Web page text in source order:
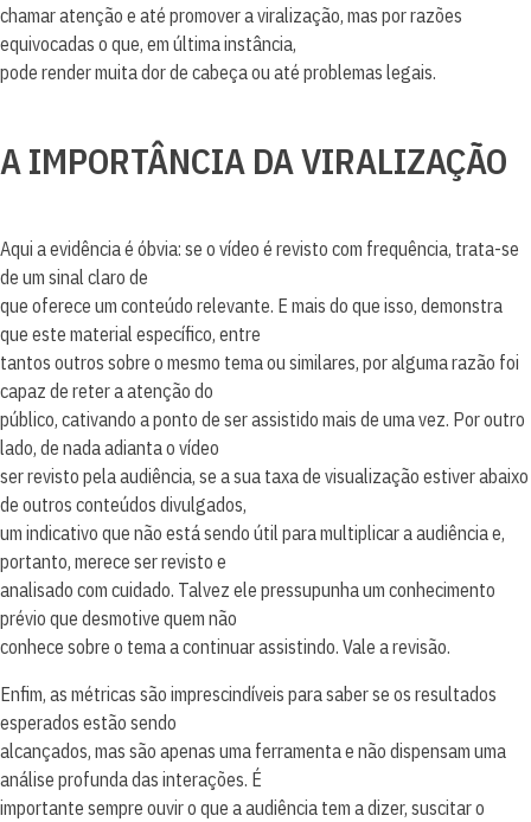
chamar atenção e até promover a viralização, mas por razões
equivocadas o que, em última instância,
pode render muita dor de cabeça ou até problemas legais.
A IMPORTÂNCIA DA VIRALIZAÇÃO
Aqui a evidência é óbvia: se o vídeo é revisto com frequência, trata-se
de um sinal claro de
que oferece um conteúdo relevante. E mais do que isso, demonstra
que este material específico, entre
tantos outros sobre o mesmo tema ou similares, por alguma razão foi
capaz de reter a atenção do
público, cativando a ponto de ser assistido mais de uma vez. Por outro
lado, de nada adianta o vídeo
ser revisto pela audiência, se a sua taxa de visualização estiver abaixo
de outros conteúdos divulgados,
um indicativo que não está sendo útil para multiplicar a audiência e,
portanto, merece ser revisto e
analisado com cuidado. Talvez ele pressupunha um conhecimento
prévio que desmotive quem não
conhece sobre o tema a continuar assistindo. Vale a revisão.
Enfim, as métricas são imprescindíveis para saber se os resultados
esperados estão sendo
alcançados, mas são apenas uma ferramenta e não dispensam uma
análise profunda das interações. É
importante sempre ouvir o que a audiência tem a dizer, suscitar o